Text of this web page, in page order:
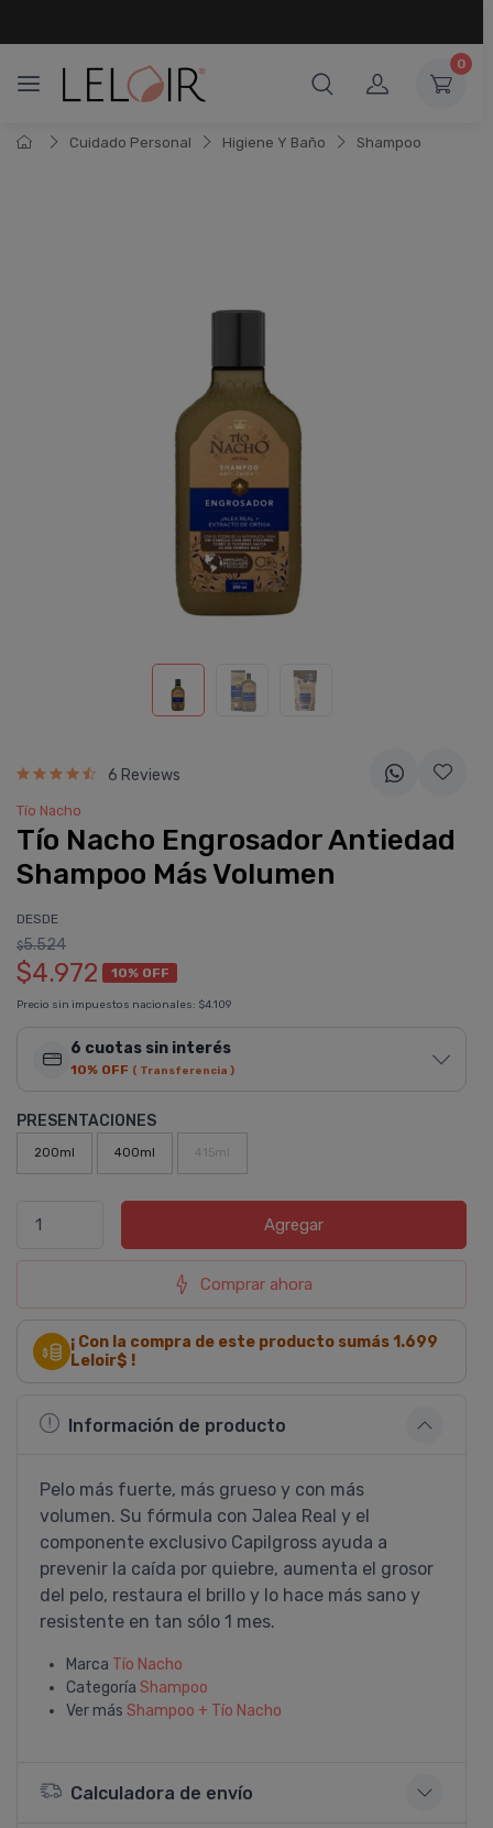
0
Cuidado Personal Higiene Y Baño Shampoo
6 Reviews
Tí­o Nacho
Tí­o Nacho Engrosador Antiedad
Shampoo Más Volumen
DESDE
$5.524
$4.972 10% OFF
Precio sin impuestos nacionales: $4.109
6 cuotas sin interés
10% OFF ( Transferencia )
PRESENTACIONES
200ml 400ml 415ml
Agregar
Comprar ahora
¡ Con la compra de este producto sumás 1.699
Leloir$ !
Información de producto
Pelo más fuerte, más grueso y con más
volumen. Su fórmula con Jalea Real y el
componente exclusivo Capilgross ayuda a
prevenir la caí­da por quiebre, aumenta el grosor
del pelo, restaura el brillo y lo hace más sano y
resistente en tan sólo 1 mes.
Marca Tí­o Nacho
Categoría Shampoo
Ver más Shampoo + Tí­o Nacho
Calculadora de envío